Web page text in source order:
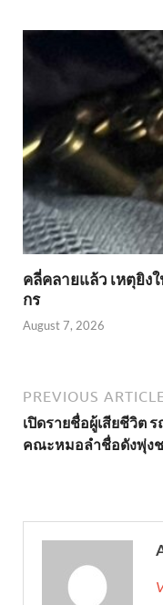
คลี่คลายแล้ว เหตุยิง
กร
August 7, 2026
PREVIOUS ARTICLE
เปิดรายชื่อผู้เสียชีวิต ร
คณะหมอลำชื่อดังพุ่ง